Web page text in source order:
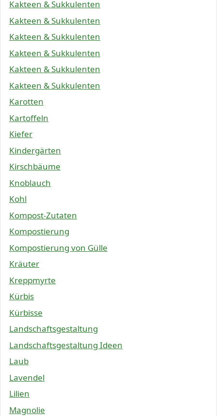
Kakteen & Sukkulenten
Kakteen & Sukkulenten
Kakteen & Sukkulenten
Kakteen & Sukkulenten
Kakteen & Sukkulenten
Kakteen & Sukkulenten
Karotten
Kartoffeln
Kiefer
Kindergärten
Kirschbäume
Knoblauch
Kohl
Kompost-Zutaten
Kompostierung
Kompostierung von Gülle
Kräuter
Kreppmyrte
Kürbis
Kürbisse
Landschaftsgestaltung
Landschaftsgestaltung Ideen
Laub
Lavendel
Lilien
Magnolie